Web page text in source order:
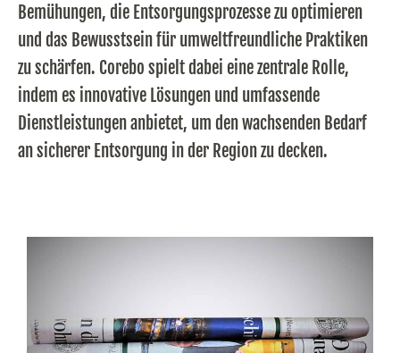
Bemühungen, die Entsorgungsprozesse zu optimieren
und das Bewusstsein für umweltfreundliche Praktiken
zu schärfen. Corebo spielt dabei eine zentrale Rolle,
indem es innovative Lösungen und umfassende
Dienstleistungen anbietet, um den wachsenden Bedarf
an sicherer Entsorgung in der Region zu decken.